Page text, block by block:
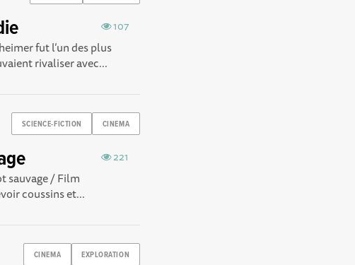
107
fut l’un des plus
rivaliser avec...
SCIENCE-FICTION CINEMA
221
sauvage / Film
coussins et...
CINEMA EXPLORATION